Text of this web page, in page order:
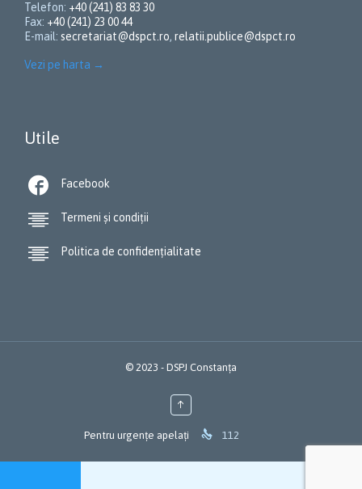
Telefon: +40 (241) 83 83 30
Fax: +40 (241) 23 00 44
E-mail: secretariat@dspct.ro, relatii.publice@dspct.ro
Vezi pe harta →
Utile
 Facebook
 Termeni și condiții
 Politica de confidențialitate
© 2023 - DSPJ Constanța
↑
Pentru urgențe apelați  112